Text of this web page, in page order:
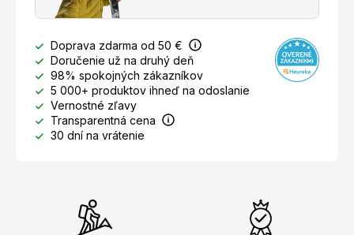
Doprava zdarma od 50 €
Doručenie už na druhý deň
98% spokojných zákazníkov
5 000+ produktov ihneď na odoslanie
Vernostné zľavy
Transparentná cena
30 dní na vrátenie